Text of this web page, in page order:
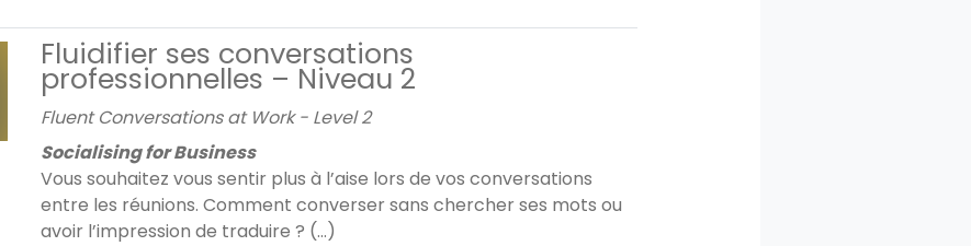
Fluidifier ses conversations
professionnelles – Niveau 2
Fluent Conversations at Work - Level 2
Socialising for Business
Vous souhaitez vous sentir plus à l’aise lors de vos conversations
entre les réunions. Comment converser sans chercher ses mots ou
avoir l’impression de traduire ? (...)